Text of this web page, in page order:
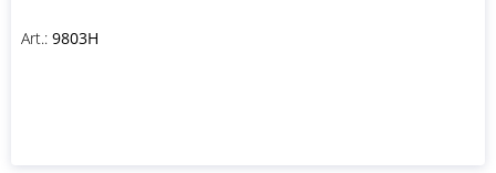
Art.: 9803H